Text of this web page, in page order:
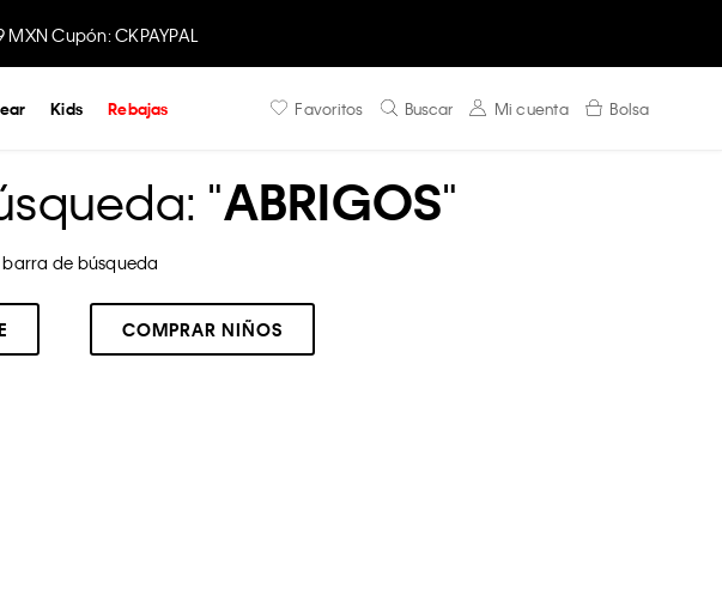
Cupón: CKPAYPAL
Favoritos Buscar Mi cuenta Bolsa
Kids Rebajas
"ABRIGOS"
de búsqueda
COMPRAR NIÑOS